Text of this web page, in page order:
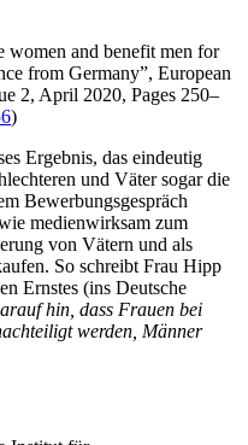
women and benefit men for
from Germany”, European
2, April 2020, Pages 250–
)
Ergebnis, das eindeutig
und Väter sogar die
Bewerbungsgespräch
medienwirksam zum
von Vätern und als
So schreibt Frau Hipp
Ernstes (ins Deutsche
hin, dass Frauen bei
werden, Männer